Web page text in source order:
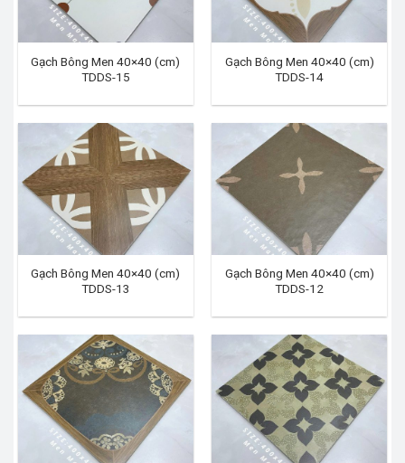
Gạch Bông Men 40×40 (cm)
TDDS-15
Gạch Bông Men 40×40 (cm)
TDDS-14
Gạch Bông Men 40×40 (cm)
TDDS-13
Gạch Bông Men 40×40 (cm)
TDDS-12